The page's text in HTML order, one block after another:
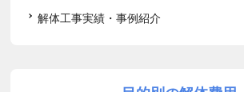
解体工事実績・事例紹介